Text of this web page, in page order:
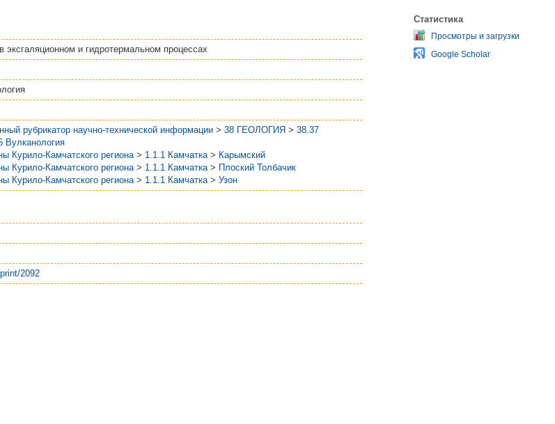
эксгаляционном и гидротермальном процессах
рубрикатор научно-технической информации > 38 ГЕОЛОГИЯ > 38.37
Вулканология
Курило-Камчатского региона > 1.1.1 Камчатка > Карымский
Курило-Камчатского региона > 1.1.1 Камчатка > Плоский Толбачик
Курило-Камчатского региона > 1.1.1 Камчатка > Узон
2092
Статистика
Просмотры и загрузки
Google Scholar